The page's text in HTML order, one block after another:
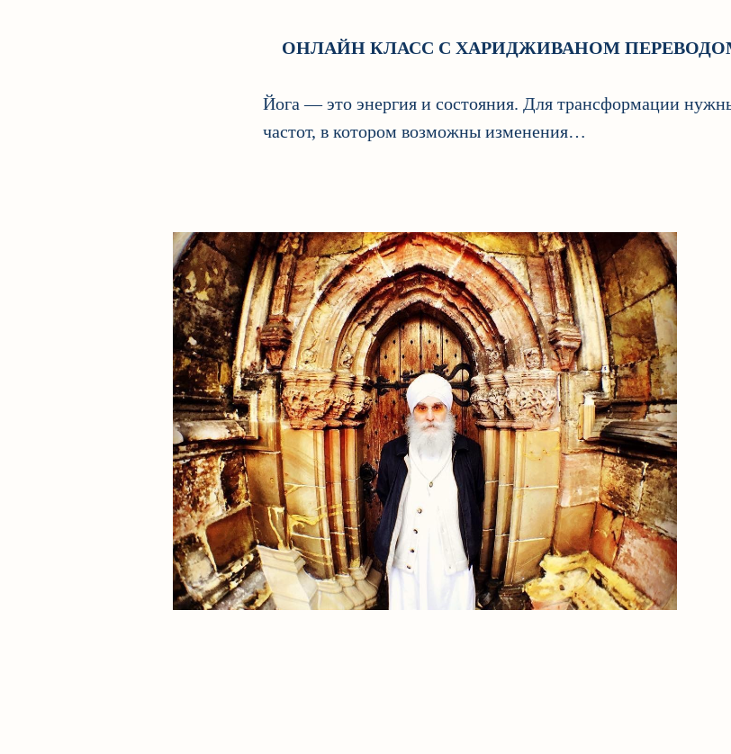
ОНЛАЙН КЛАСС С ХАРИДЖИВАНОМ
Йога — это энергия и состояния. Для трансформации
частот, в котором возможны изменения…